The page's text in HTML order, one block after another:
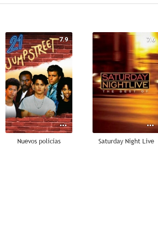
7.9
Nuevos policías
7.6
Saturday Night Live